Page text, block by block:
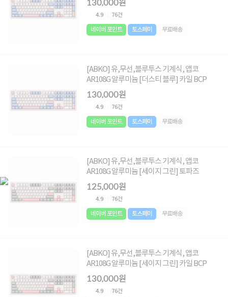
4.9 76건
네이버 포인트 토스페이 무료배송
[ABKO] 유,무선,블루투스 기계식, 앱코
AR108G 알루미늄 [더스티 블루] 카일 BCP
130,000원
4.9 76건
네이버 포인트 토스페이 무료배송
[ABKO] 유,무선,블루투스 기계식, 앱코
AR108G 알루미늄 [세이지 그린] 토파즈
125,000원
4.9 76건
네이버 포인트 토스페이 무료배송
[ABKO] 유,무선,블루투스 기계식, 앱코
AR108G 알루미늄 [세이지 그린] 카일 BCP
130,000원
4.9 76건